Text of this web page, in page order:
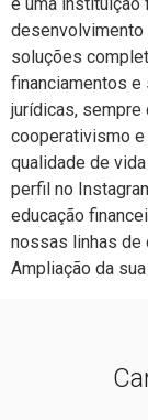
é uma instituição
soluções
financiamentos
jurídicas, sempre
cooperativismo
qualidade de
perfil no
educação
nossas linhas de
Ampliação da